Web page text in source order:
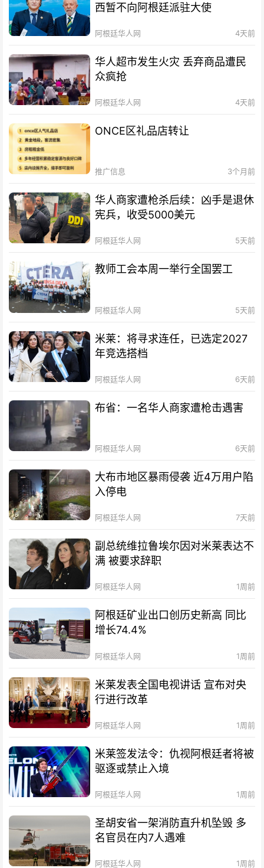
西暂不向阿根廷派驻大使
阿根廷华人网 4天前
华人超市发生火灾 丢弃商品遭民
众疯抢
阿根廷华人网 4天前
ONCE区礼品店转让
推广信息 3个月前
华人商家遭枪杀后续：凶手是退休
宪兵，收受5000美元
阿根廷华人网 5天前
教师工会本周一举行全国罢工
阿根廷华人网 5天前
米莱：将寻求连任，已选定2027
年竞选搭档
阿根廷华人网 6天前
布省：一名华人商家遭枪击遇害
阿根廷华人网 6天前
大布市地区暴雨侵袭 近4万用户陷
入停电
阿根廷华人网 7天前
副总统维拉鲁埃尔因对米莱表达不
满 被要求辞职
阿根廷华人网 1周前
阿根廷矿业出口创历史新高 同比
增长74.4%
阿根廷华人网 1周前
米莱发表全国电视讲话 宣布对央
行进行改革
阿根廷华人网 1周前
米莱签发法令：仇视阿根廷者将被
驱逐或禁止入境
阿根廷华人网 1周前
圣胡安省一架消防直升机坠毁 多
名官员在内7人遇难
阿根廷华人网 1周前